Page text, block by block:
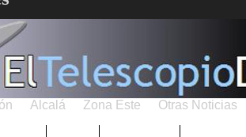
Alcalá Zona Este Otras Noticias